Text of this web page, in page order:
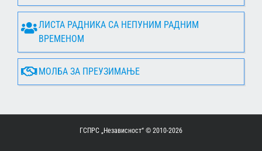
ЛИСТА РАДНИКА СА НЕПУНИМ РАДНИМ
ВРЕМЕНОМ
МОЛБА ЗА ПРЕУЗИМАЊЕ
ГСПРС „Независност“ © 2010-2026